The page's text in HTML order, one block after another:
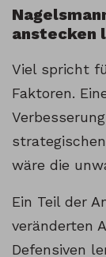
anstecken
Viel spricht
Faktoren.
wäre die
Ein Teil der
veränderten
Defensiven